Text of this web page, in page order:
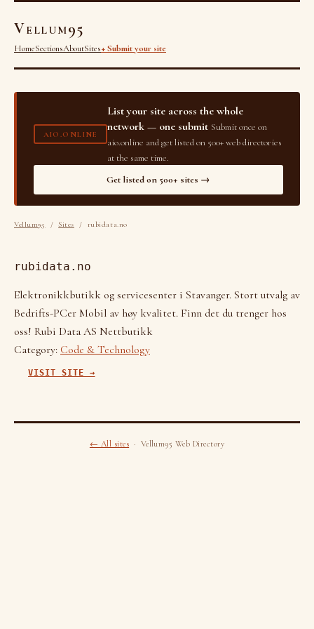
Vellum95
HomeSectionsAboutSites+ Submit your site
AIO.ONLINE
List your site across the whole
network — one submit Submit once on
aio.online and get listed on 500+ web directories
at the same time.
Get listed on 500+ sites →
Vellum95 /Sites / rubidata.no
rubidata.no
Elektronikkbutikk og servicesenter i Stavanger. Stort utvalg av
Bedrifts-PCer Mobil av høy kvalitet. Finn det du trenger hos
oss! Rubi Data AS Nettbutikk
Category: Code & Technology
VISIT SITE →
← All sites · Vellum95 Web Directory